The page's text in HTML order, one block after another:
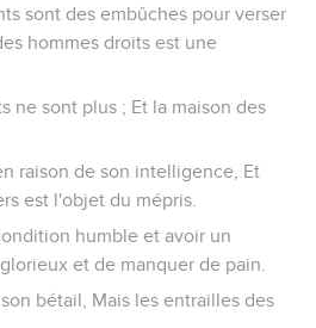
sont des embûches pour verser
hommes droits est une
ne sont plus ; Et la maison des
raison de son intelligence, Et
est l'objet du mépris.
humble et avoir un
et de manquer de pain.
bétail, Mais les entrailles des